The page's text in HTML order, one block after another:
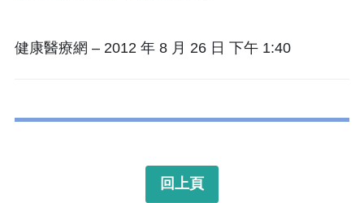
健康醫療網 – 2012 年 8 月 26 日 下午 1:40
回上頁